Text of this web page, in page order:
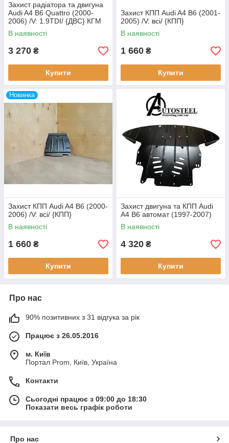
Захист радіатора та двигуна
Audi A4 B6 Quattro (2000-
2006) /V: 1.9TDI/ {ДВС} КГМ
В наявності
3 270 ₴
Купити
Захист КПП Audi A4 B6 (2001-
2005) /V: всі/ {КПП}
В наявності
1 660 ₴
Купити
Новинка
Захист КПП Audi A4 B6 (2000-
2006) /V: всі/ {КПП}
В наявності
1 660 ₴
Купити
Захист двигуна та КПП Audi
A4 B6 автомат (1997-2007)
В наявності
4 320 ₴
Купити
Про нас
90% позитивних з 31 відгука за рік
Працює з 26.05.2016
м. Київ
Портал Prom, Київ, Україна
Контакти
Сьогодні працює з 09:00 до 18:30
Показати весь графік роботи
Про нас